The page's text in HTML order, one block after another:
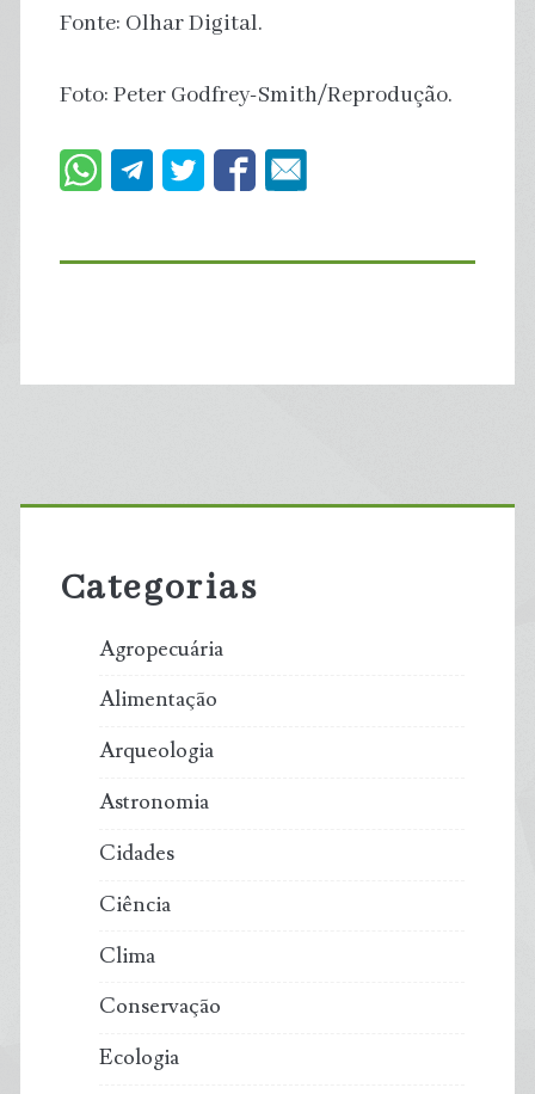
Fonte: Olhar Digital.
Foto: Peter Godfrey-Smith/Reprodução.
Primary
Sidebar
Categorias
Agropecuária
Alimentação
Arqueologia
Astronomia
Cidades
Ciência
Clima
Conservação
Ecologia